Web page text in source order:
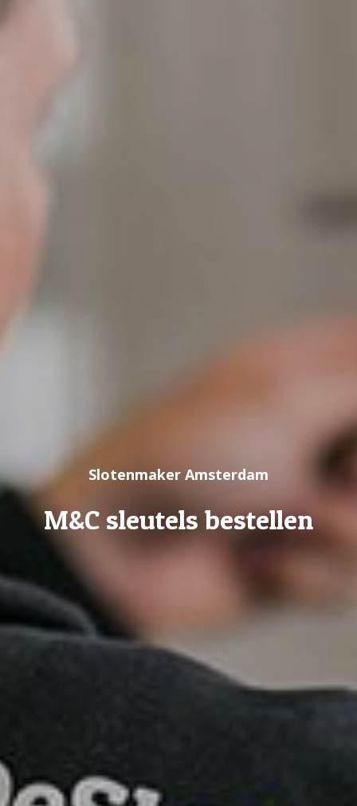
Slotenmaker Amsterdam
M&C sleutels bestellen